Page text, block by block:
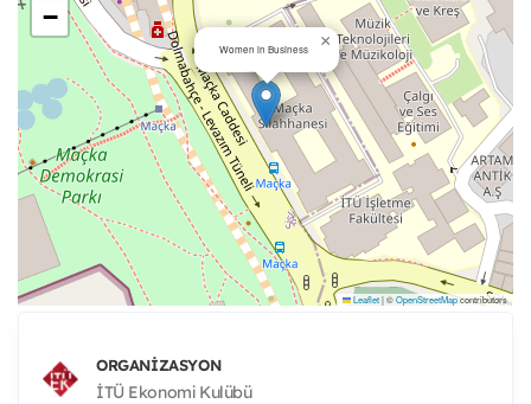
Women in Business ×
−
Leaflet|©OpenStreetMapcontributors
ORGANIZASYON
İTÜ Ekonomi Kulübü